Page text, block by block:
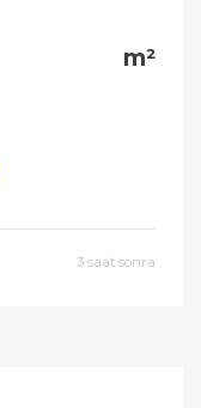
m²
3 saat sonra